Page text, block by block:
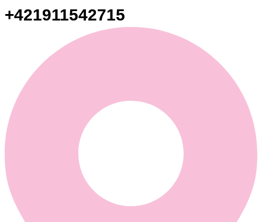
+421911542715